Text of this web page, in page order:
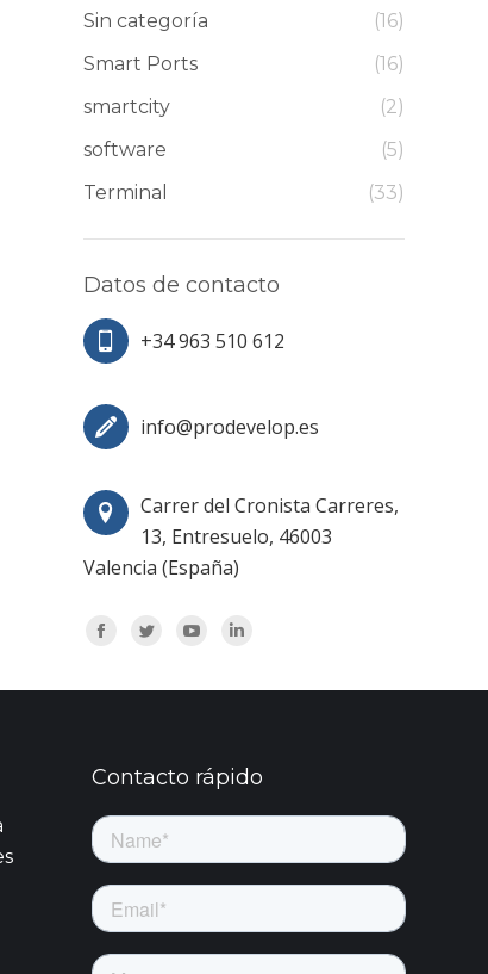
Sin categoría
(16)
Smart Ports
(16)
smartcity
(2)
software
(5)
Terminal
(33)
Datos de contacto
+34 963 510 612
info@prodevelop.es
Carrer del Cronista Carreres,
13, Entresuelo, 46003
Valencia (España)
Encuéntranos en:
Facebook
TwitterYouTube
Contacto rápido